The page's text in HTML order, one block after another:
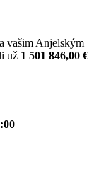
vašim Anjelským
už 1 501 846,00 €